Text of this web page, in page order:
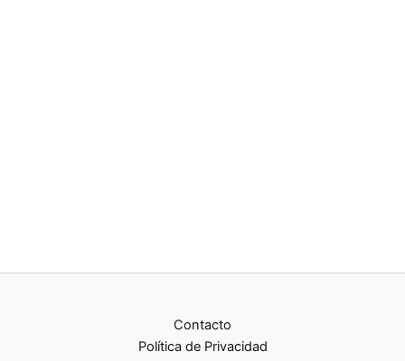
Contacto
Política de Privacidad